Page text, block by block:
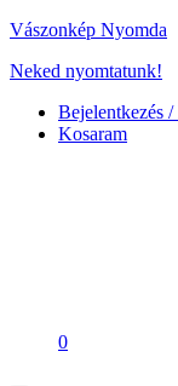
Vászonkép Nyomda
Neked nyomtatunk!
Bejelentkezés
Kosaram
0